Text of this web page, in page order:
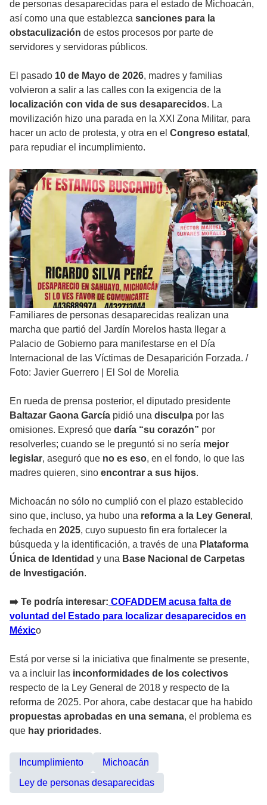
de personas desaparecidas para el estado de Michoacán,
así como una que establezca sanciones para la
obstaculización de estos procesos por parte de
servidores y servidoras públicos.
El pasado 10 de Mayo de 2026, madres y familias
volvieron a salir a las calles con la exigencia de la
localización con vida de sus desaparecidos. La
movilización hizo una parada en la XXI Zona Militar, para
hacer un acto de protesta, y otra en el Congreso estatal ,
para repudiar el incumplimiento.
Familiares de personas desaparecidas realizan una
marcha que partió del Jardín Morelos hasta llegar a
Palacio de Gobierno para manifestarse en el Día
Internacional de las Víctimas de Desaparición Forzada. /
Foto: Javier Guerrero | El Sol de Morelia
En rueda de prensa posterior, el diputado presidente
Baltazar Gaona García pidió una disculpa por las
omisiones. Expresó que daría “su corazón” por
resolverles; cuando se le preguntó si no sería mejor
legislar, aseguró que no es eso, en el fondo, lo que las
madres quieren, sino encontrar a sus hijos.
Michoacán no sólo no cumplió con el plazo establecido
sino que, incluso, ya hubo una reforma a la Ley General ,
fechada en 2025, cuyo supuesto fin era fortalecer la
búsqueda y la identificación, a través de una Plataforma
Única de Identidad y una Base Nacional de Carpetas
de Investigación.
➡️ Te podría interesar: COFADDEM acusa falta de
voluntad del Estado para localizar desaparecidos en
México
Está por verse si la iniciativa que finalmente se presente,
va a incluir las inconformidades de los colectivos
respecto de la Ley General de 2018 y respecto de la
reforma de 2025. Por ahora, cabe destacar que ha habido
propuestas aprobadas en una semana, el problema es
que hay prioridades.
Incumplimiento
Michoacán
Ley de personas desaparecidas